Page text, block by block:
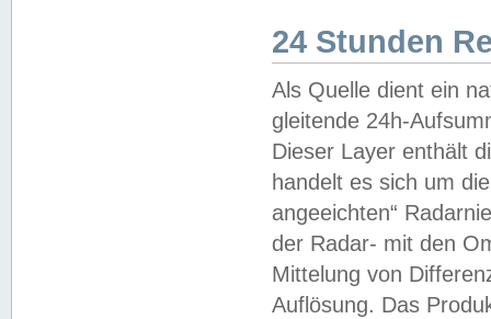
24 Stunden
Als Quelle dient ein
gleitende 24h-
Dieser Layer enthält
handelt es sich um
angeeichten“
der Radar- mit den
Mittelung von
Auflösung. Das